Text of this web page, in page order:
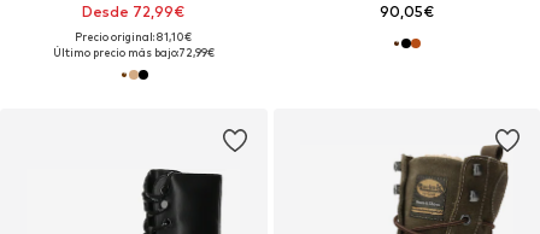
Desde 72,99€
Precio original: 81,10€
Último precio más bajo:72,99€
90,05€